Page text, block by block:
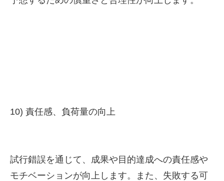
10) 責任感、負荷量の向上
試行錯誤を通じて、成果や目的達成への責任感や
モチベーションが向上します。また、失敗する可